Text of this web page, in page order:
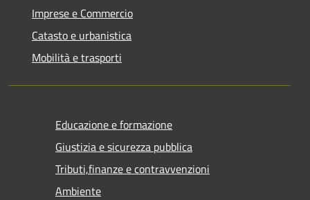
Imprese e Commercio
Catasto e urbanistica
Mobilità e trasporti
Educazione e formazione
Giustizia e sicurezza pubblica
Tributi,finanze e contravvenzioni
Ambiente